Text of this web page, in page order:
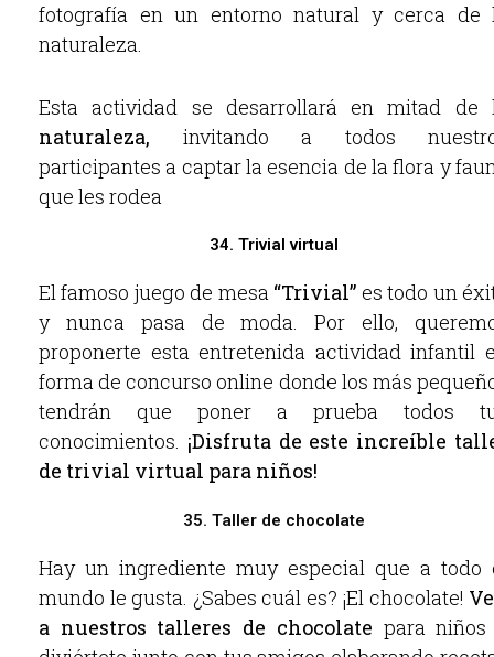
fotografía en un entorno natural y cerca de
naturaleza.
Esta actividad se desarrollará en mitad de
naturaleza, invitando a todos
participantes a captar la esencia de la flora y
que les rodea
34. Trivial virtual
El famoso juego de mesa“Trivial” es todo un
y nunca pasa de moda. Por ello,
proponerte esta entretenida actividad infantil
forma de concurso online donde los más
tendrán que poner a prueba todos
conocimientos. ¡Disfruta de este increíble
de trivial virtual para niños!
35. Taller de chocolate
Hay un ingrediente muy especial que a todo
mundo le gusta. ¿Sabes cuál es? ¡El chocolate!
a nuestros talleres de chocolate para